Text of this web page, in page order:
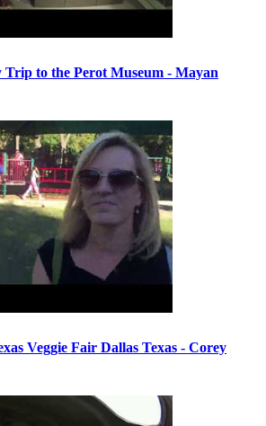
Trip to the Perot Museum - Mayan
Veggie Fair Dallas Texas - Corey